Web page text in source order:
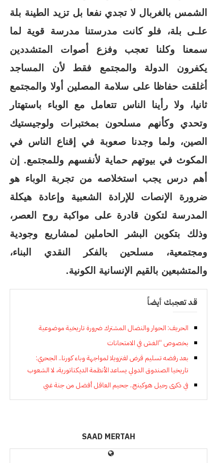
الشمس بالغربال لا تجدي نفعا بل تزيد الطينة بلة
علـى بلة، فلو كانت مدرستنا مدرسة قوية لما
سمعنا وكلنا تعجب وفزع أصوات المتشددين
يكفرون الدولة والمجتمع فقط لأن المساجد
أغلقت حفاظا على سلامة المصلين أولا والمجتمع
ثانيا، ولا رأينا الناس تتعامل مع الوباء باستهتار
وتحدي وكأنهم مسلحون بمختبرات ولوجيستيك
الصين، ولما وجدنا صعوبة في إقناع الناس في
المكوث في بيوتهم حماية لأنفسهم وللمجتمع. إن
أهم درس يجب استخلاصه من تجربة الوباء هو
ضرورة الإنصات للإرادة الشعبية وإعادة هيكلة
المدرسة لتكون قادرة على مواكبة روح العصر،
وذلك بتكوين البشر الحاملين لمشاريع وجودية
ومجتمعية، مسلحين بالفكر النقدي البناء،
والمتشبعين بالقيم الإنسانية الكونية.
قد تعجبك أيضاً
الحريف: الحوار والنضال المشترك ضرورة تاريخية موضوعية
بخصوص “الغش في الامتحانات
بعد رفضه تسليم قرض لفنزويلا لمواجهة وباء كورنا.. الجحري:
تاريخيا الصندوق الدولي يساعد الأنظمة الديكتاتورية، لا الشعوب
في ذكرى رحيل هوكينج.. جحيم العاقل أفضل من جنة غبي
SAAD MERTAH